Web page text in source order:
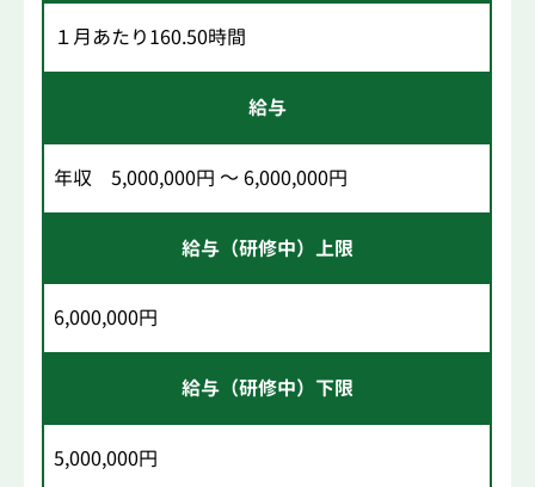
１月あたり160.50時間
給与
年収 5,000,000円 ～ 6,000,000円
給与（研修中）上限
6,000,000円
給与（研修中）下限
5,000,000円